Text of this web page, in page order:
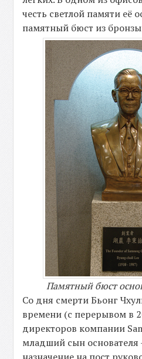
честь светлой памяти её
памятный бюст из
Памятный бюст
Со дня смерти Бьонг
времени (с перерывом в
директоров компании
младший сын основателя